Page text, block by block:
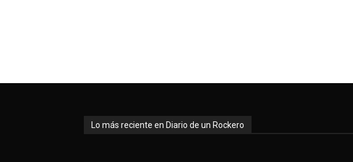
Lo más reciente en Diario de un Rockero